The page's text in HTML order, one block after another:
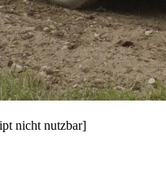
nicht nutzbar]